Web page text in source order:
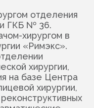
отделения
ГКБ № 36.
хирургом в
«Римэкс».
хирургии,
на базе Центра
хирургии,